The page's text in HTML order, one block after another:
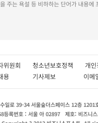
주는 욕설 등 비하하는 단어가 내용
위원회 청소년보호정책 개
채용 기사제보 이메
일로 39-34 서울숲더스페이스 12층 1201
등록번호 : 서울 아 02897 제호: 비즈니